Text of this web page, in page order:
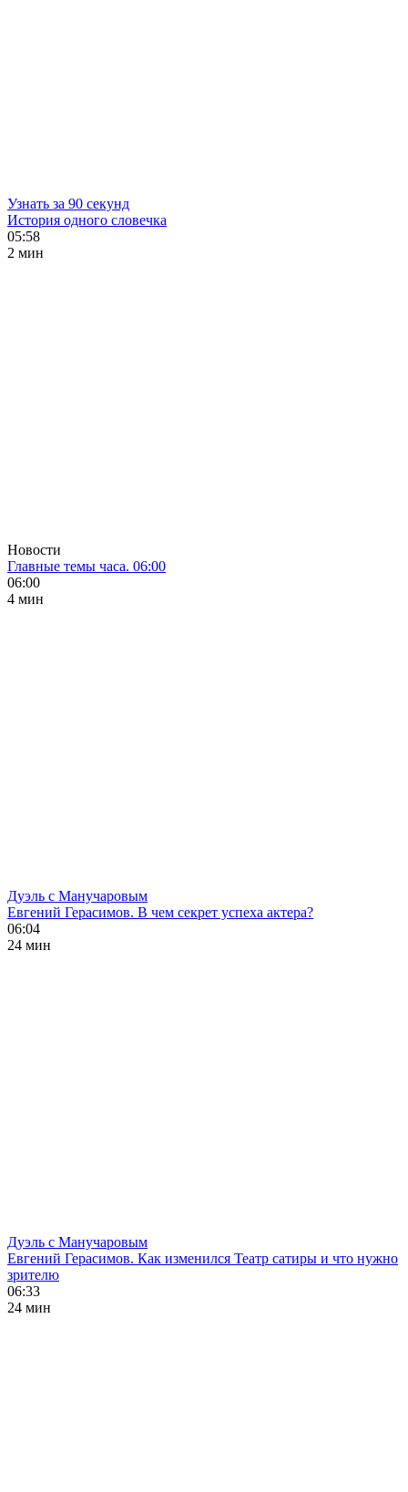
Узнать за 90 секунд
История одного словечка
05:58
2 мин
Новости
Главные темы часа. 06:00
06:00
4 мин
Дуэль с Манучаровым
Евгений Герасимов. В чем секрет успеха актера?
06:04
24 мин
Дуэль с Манучаровым
Евгений Герасимов. Как изменился Театр сатиры и что нужно
зрителю
06:33
24 мин